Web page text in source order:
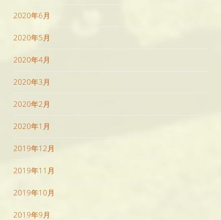
2020年6月
2020年5月
2020年4月
2020年3月
2020年2月
2020年1月
2019年12月
2019年11月
2019年10月
2019年9月